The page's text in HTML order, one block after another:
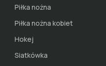
Piłka nożna
Piłka nożna kobiet
Hokej
Siatkówka